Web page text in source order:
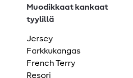
Muodikkaat kankaat
tyylillä
Jersey
Farkkukangas
French Terry
Resori